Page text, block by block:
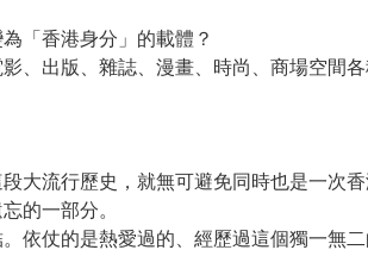
「香港身分」的載體？
、出版、雜誌、漫畫、時尚、商場空間各
大流行歷史，就無可避免同時也是一次
的一部分。
依仗的是熱愛過的、經歷過這個獨一無